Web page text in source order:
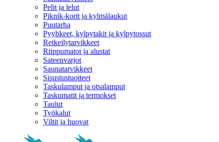
Pelit ja lelut
Piknik-korit ja kylmälaukut
Puutarha
Pyyhkeet, kylpytakit ja kylpytossut
Retkeilytarvikkeet
Riippumatot ja alustat
Sateenvarjot
Saunatarvikkeet
Sisustustuotteet
Taskulamput ja otsalamput
Taskumatit ja termokset
Taulut
Työkalut
Viltit ja huovat